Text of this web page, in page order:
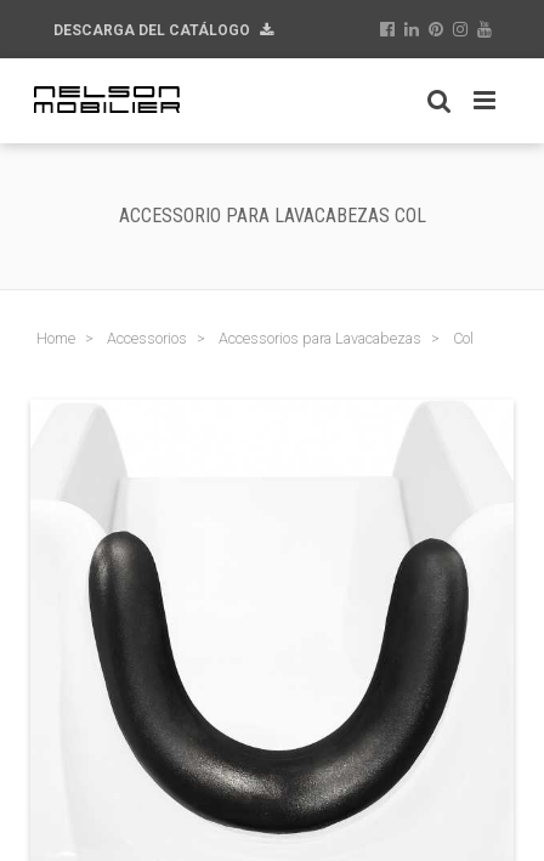
DESCARGA DEL CATÁLOGO
ACCESSORIO PARA LAVACABEZAS COL
Home Accessorios Accessorios para Lavacabezas Col